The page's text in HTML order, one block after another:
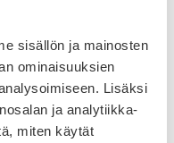
sisällön ja mainosten
ominaisuuksien
Lisäksi
ja analytiikka-
miten käytät
ovat INFO
ja Region Skå­ne
Roma­nis­ta sekä
Oulun kau­pun­ki